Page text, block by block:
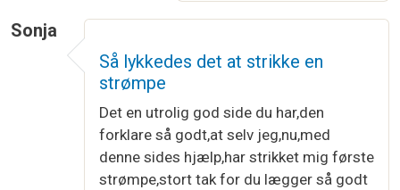
Sonja
Så lykkedes det at strikke en
strømpe
Det en utrolig god side du har,den
forklare så godt,at selv jeg,nu,med
denne sides hjælp,har strikket mig første
strømpe,stort tak for du lægger så godt